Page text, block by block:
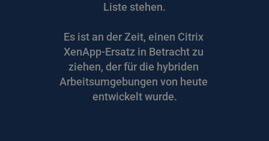
Liste stehen.
Es ist an der Zeit, einen Citrix
XenApp-Ersatz in Betracht zu
ziehen, der für die hybriden
Arbeitsumgebungen von heute
entwickelt wurde.